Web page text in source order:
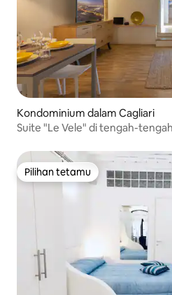
Kondominium dalam Cagliari
Suite "Le Vele" di tengah-
Pilihan tetamu
Pilihan tetamu